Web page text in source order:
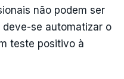
não podem ser
se automatizar o
teste positivo à